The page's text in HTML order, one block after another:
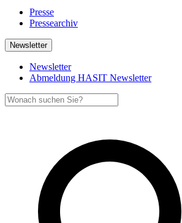
Presse
Pressearchiv
Newsletter
Newsletter
Abmeldung HASIT Newsletter